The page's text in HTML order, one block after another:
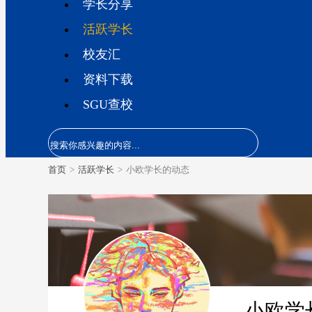
学长分享
活跃学长
校友汇
资料下载
SGU查校
首页 > 活跃学长 > 小欧学长的动态